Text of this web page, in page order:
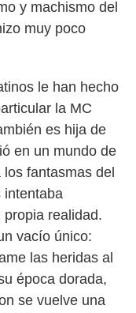
y machismo del
muy poco
le han hecho
la MC
es hija de
en un mundo de
fantasmas del
intentaba
realidad.
vacío único:
las heridas al
época dorada,
se vuelve una